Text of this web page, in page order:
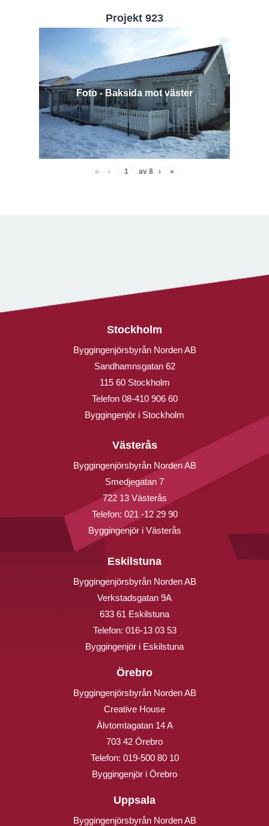
Projekt 923
Foto - Baksida mot väster
« ‹ av 8 › »
Stockholm
Byggingenjörsbyrån Norden AB
Sandhamnsgatan 62
115 60 Stockholm
Telefon 08-410 906 60
Byggingenjör i Stockholm
Västerås
Byggingenjörsbyrån Norden AB
Smedjegatan 7
722 13 Västerås
Telefon: 021 -12 29 90
Byggingenjör i Västerås
Eskilstuna
Byggingenjörsbyrån Norden AB
Verkstadsgatan 9A
633 61 Eskilstuna
Telefon: 016-13 03 53
Byggingenjör i Eskilstuna
Örebro
Byggingenjörsbyrån Norden AB
Creative House
Älvtomtagatan 14 A
703 42 Örebro
Telefon: 019-500 80 10
Byggingenjör i Örebro
Uppsala
Byggingenjörsbyrån Norden AB